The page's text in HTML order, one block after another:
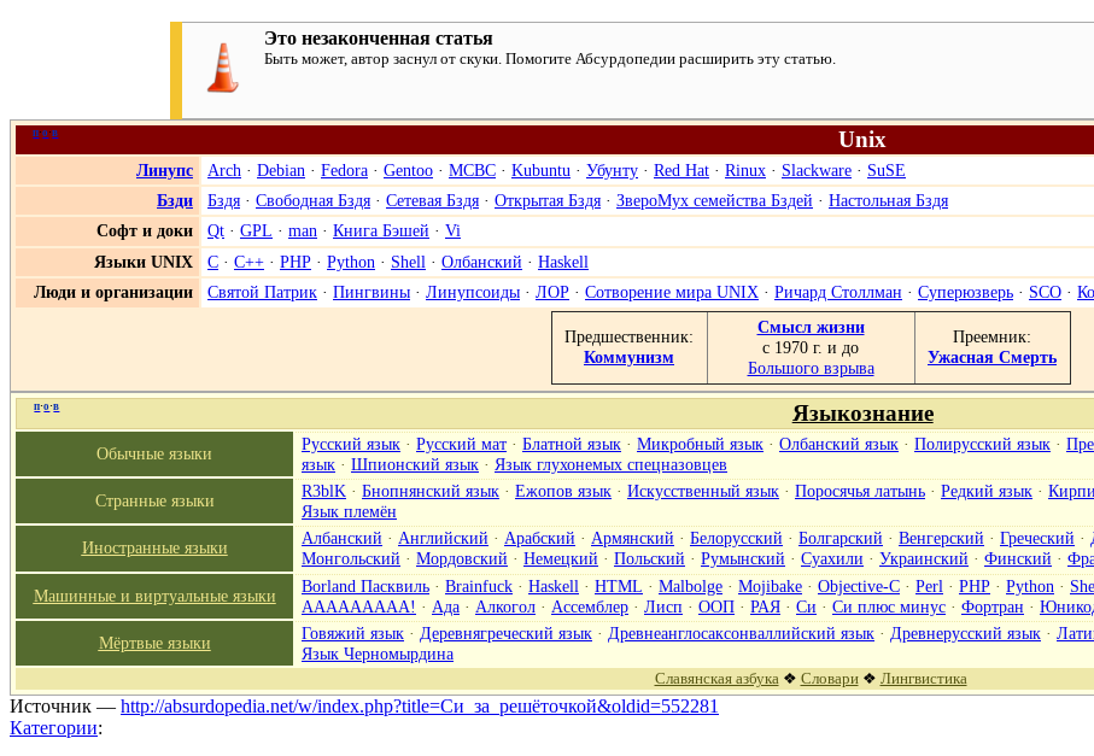
Это незаконченная статья
Быть может, автор заснул от скуки. Помогите Абсурдопедии расширить эту статью.
п·о ·в Unix
Линупс Arch · Debian · Fedora · Gentoo · МСВС · Kubuntu · Убунту · Red Hat · Rinux · Slackware · SuSE
Бзди
Бздя · Свободная Бздя · Сетевая Бздя · Открытая Бздя · ЗвероМух семейства Бздей · Настольная Бздя
Софт и доки
Qt · GPL · man · Книга Бэшей · Vi
Языки UNIX
C · C++ · PHP · Python · Shell · Олбанский · Haskell
Люди и организации
Святой Патрик · Пингвины · Линупсоиды · ЛОР · Сотворение мира UNIX · Ричард Столлман · Суперюзверь · SCO ·
Предшественник:
Коммунизм
Смысл жизни
с 1970 г. и до
Большого взрыва
Преемник:
Ужасная Смерть
п·о·в Языкознание
Обычные языки Русский язык · Русский мат · Блатной язык · Микробный язык · Олбанский язык · Полирусский язык ·
язык · Шпионский язык · Язык глухонемых спецназовцев
Странные языки
R3blK · Бнопнянский язык · Ежопов язык · Искусственный язык · Поросячья латынь · Редкий язык ·
Язык племён
Иностранные языки
Албанский · Английский · Арабский · Армянский · Белорусский · Болгарский · Венгерский · Греческий ·
Монгольский · Мордовский · Немецкий · Польский · Румынский · Суахили · Украинский · Финский ·
Машинные и виртуальные языки Borland Пасквиль · Brainfuck · Haskell · HTML · Malbolge · Mojibake · Objective-C · Perl · PHP · Python ·
ААААААААА! · Ада · Алкогол · Ассемблер · Лисп · ООП · РАЯ · Си · Си плюс минус · Фортран ·
Мёртвые языки
Говяжий язык · Деревнягреческий язык · Древнеанглосаксонваллийский язык · Древнерусский язык ·
Язык Черномырдина
Славянская азбука ❖ Словари❖ Лингвистика
Источник — http://absurdopedia.net/w/index.php?title=Си_за_решёточкой&oldid=552281
Категории: